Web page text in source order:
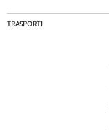
TRASPORTI